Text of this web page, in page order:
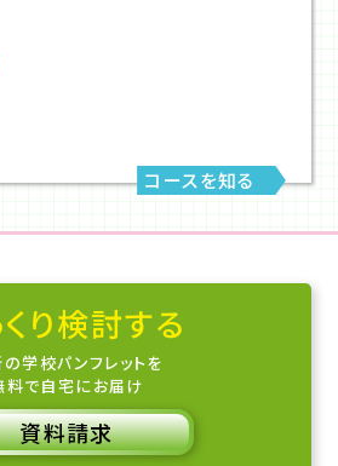
コースを知る
くり検討する
学校パンフレットを
料で自宅にお届け
資料請求